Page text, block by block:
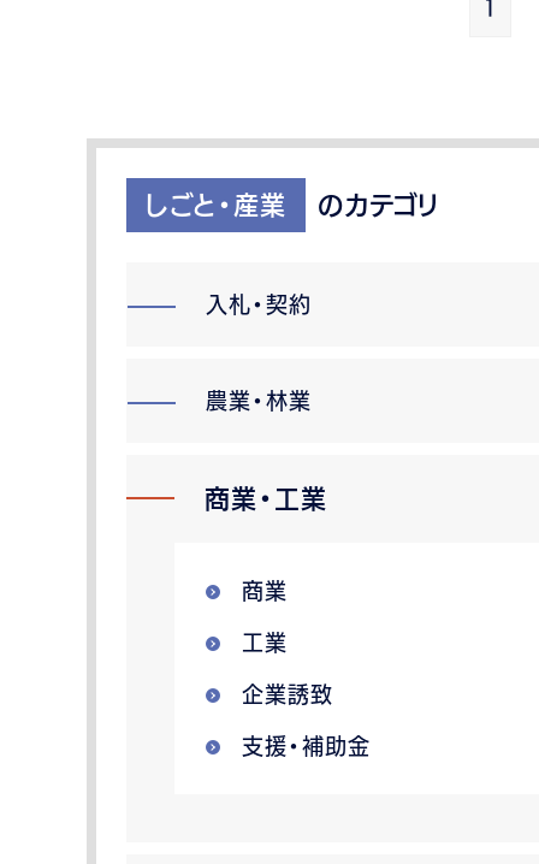
1
しごと・産業 のカテゴリ
入札・契約
農業・林業
商業・工業
商業
工業
企業誘致
支援・補助金